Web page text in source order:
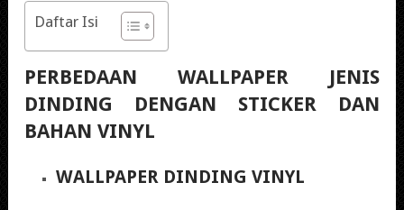
Daftar Isi
PERBEDAAN WALLPAPER JENIS
DINDING DENGAN STICKER DAN
BAHAN VINYL
WALLPAPER DINDING VINYL